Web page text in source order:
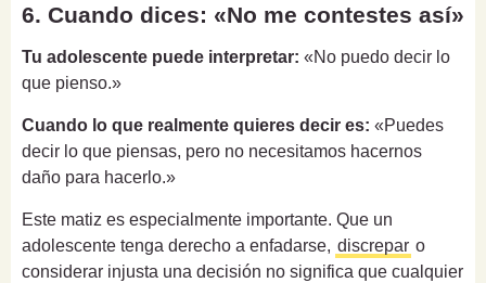
6. Cuando dices: «No me contestes así»
Tu adolescente puede interpretar: «No puedo decir lo
que pienso.»
Cuando lo que realmente quieres decir es: «Puedes
decir lo que piensas, pero no necesitamos hacernos
daño para hacerlo.»
Este matiz es especialmente importante. Que un
adolescente tenga derecho a enfadarse, discrepar o
considerar injusta una decisión no significa que cualquier